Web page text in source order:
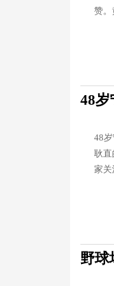
赞。
48岁
48
耿直
家关
野球